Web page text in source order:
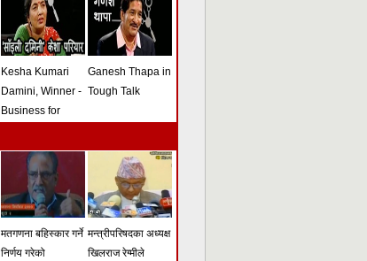
Kesha Kumari
Damini, Winner -
Business for
Tough Talk
Ganesh Thapa in
Tough Talk
मतगणना बहिस्कार गर्ने
निर्णय गरेको
मन्त्रीपरिषदका अध्यक्ष
खिलराज रेग्मीले